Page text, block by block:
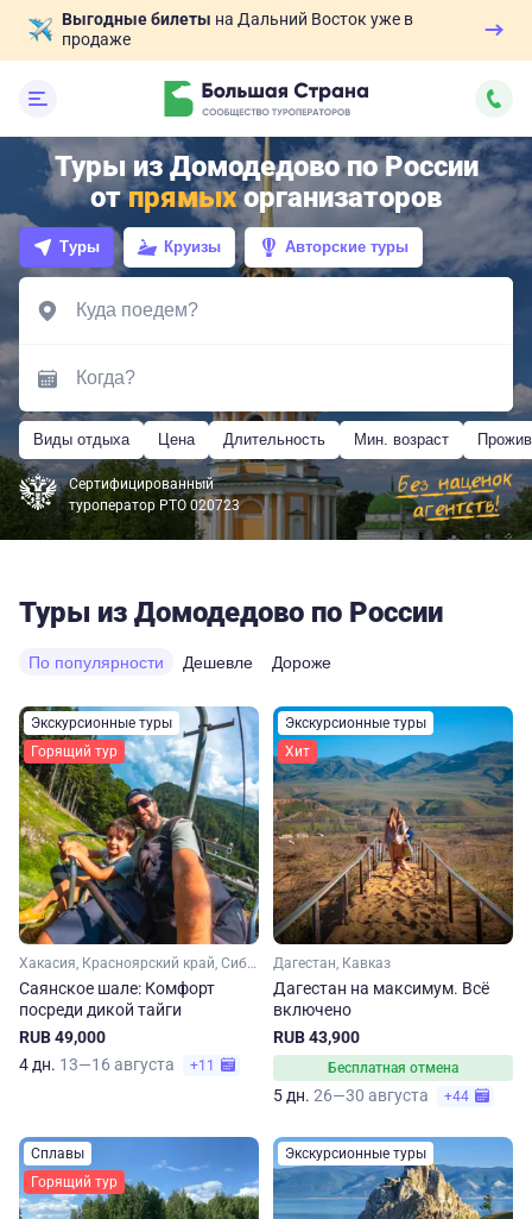
Выгодные билеты на Дальний Восток уже в
продаже
Туры из Домодедово по России
отпрямыхорганизаторов
Туры Круизы Авторские туры
Виды отдыха Цена Длительность Мин. возраст
Сертифицированный
туроператор РТО 020723
Туры из Домодедово по России
По популярности Дешевле Дороже
Экскурсионные туры
Горящий тур
Хакасия, Красноярский край, Сибирь
Саянское шале: Комфорт
посреди дикой тайги
RUB 49,000
4 дн. 13—16 августа +11
Экскурсионные туры
Хит
Дагестан, Кавказ
Дагестан на максимум. Вcё
включено
RUB 43,900
Бесплатная отмена
5 дн. 26—30 августа +44
Сплавы
Горящий тур
Экскурсионные туры